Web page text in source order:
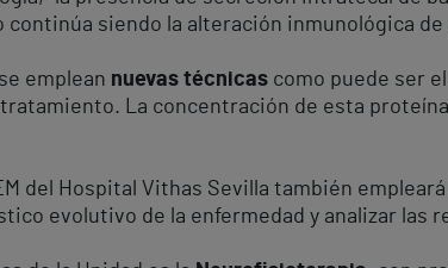
continúa siendo la alteración inmunológica
emplean nuevas técnicas como puede ser
La concentración de esta
del Hospital Vithas Sevilla también
evolutivo de la enfermedad y analizar las